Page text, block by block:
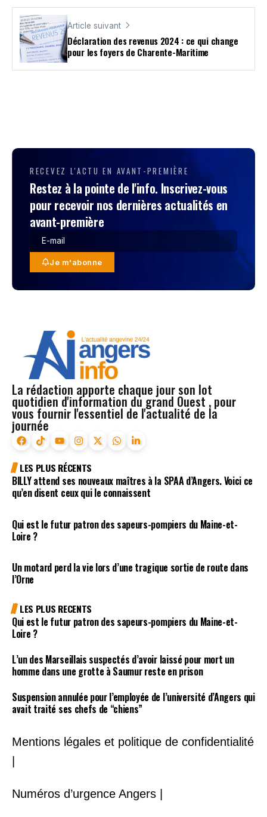
Article suivant
Déclaration des revenus 2024 : ce qui change
pour les foyers de Charente-Maritime
RECEVEZ L'ACTU EN AVANT-PREMIÈRE
Restez à la pointe de l'info. Inscrivez-vous
pour recevoir nos dernières actualités en
avant-première
Je m'abonne
La rédaction apporte chaque jour son lot
quotidien d'information du grand Ouest , pour
vous fournir l'essentiel de l'actualité de la
journée
LES PLUS RÉCENTS
BILLY attend ses nouveaux maîtres à la SPAA d’Angers. Voici ce
qu’en disent ceux qui le connaissent
Qui est le futur patron des sapeurs-pompiers du Maine-et-
Loire ?
Un motard perd la vie lors d’une tragique sortie de route dans
l’Orne
LES PLUS RECENTS
Qui est le futur patron des sapeurs-pompiers du Maine-et-
Loire ?
L’un des Marseillais suspectés d’avoir laissé pour mort un
homme dans une grotte à Saumur reste en prison
Suspension annulée pour l’employée de l’université d’Angers qui
avait traité ses chefs de “chiens”
Mentions légales et politique de confidentialité
Numéros d’urgence Angers |